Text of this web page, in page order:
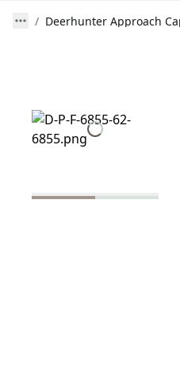
Deerhunter Approach